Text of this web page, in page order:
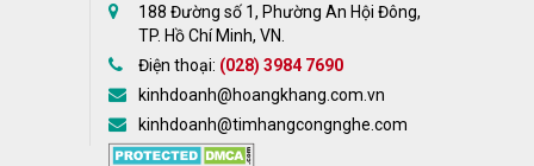
188 Đường số 1, Phường An Hội Đông,
TP. Hồ Chí Minh, VN.
Điện thoại: (028) 3984 7690
kinhdoanh@hoangkhang.com.vn
kinhdoanh@timhangcongnghe.com